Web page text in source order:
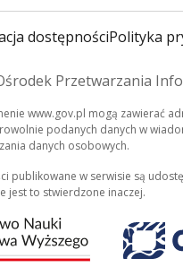
dostępnościPolityka
Przetwarzania
www.gov.pl mogą zawierać
podanych danych w
danych osobowych.
publikowane w serwisie są
jest to stwierdzone inaczej.